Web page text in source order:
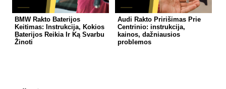
BMW Rakto Baterijos
Keitimas: Instrukcija, Kokios
Baterijos Reikia Ir Ką Svarbu
Žinoti
Audi Rakto Pririšimas Prie
Centrinio: instrukcija,
kainos, dažniausios
problemos